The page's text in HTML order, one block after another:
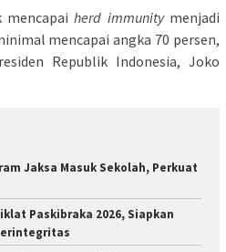
mencapaiherd immunitymenjadi
mencapai angka 70 persen,
Republik Indonesia, Joko
Jaksa Masuk Sekolah, Perkuat
Paskibraka 2026, Siapkan